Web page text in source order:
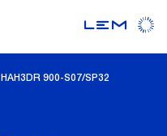
lem_current_page
HAH3DR 900-S07/SP32